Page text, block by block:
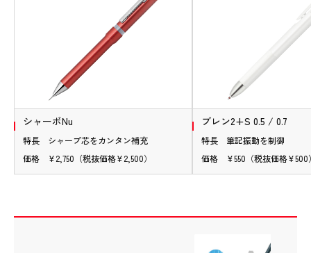
シャーボNu
特長 シャープ芯をカンタン補充
価格 ¥2,750（税抜価格¥2,500）
ブレン2+S 0.5 / 0.7
特長 筆記振動を制御
価格 ¥550（税抜価格¥500